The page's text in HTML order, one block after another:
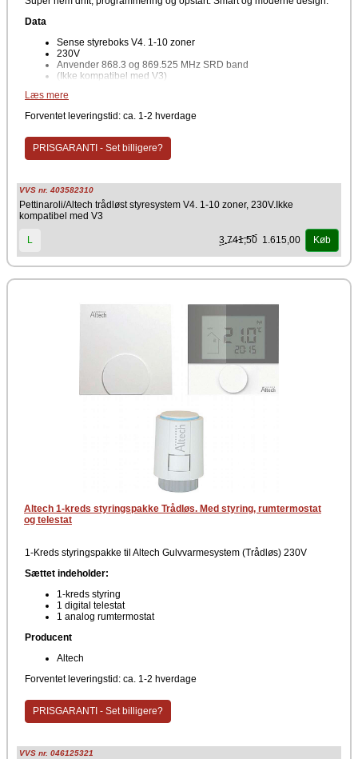
Data
Sense styreboks V4. 1-10 zoner
230V
Anvender 868.3 og 869.525 MHz SRD band
(Ikke kompatibel med V3)
Ved SmartHome systemløsning kan man via en gratis app indstille og
er især det modulerende og åbne system, som gør det til noget helt
specielt. Systemet kan anvendes som et stand-alone system, men det
er også muligt at tilgå systemet fra smartphone eller tablet.
app Alpha Smart. Herfra kan gulvvarmesystemet indstilles og reguleres
- også når man er på farten.
Producent
Læs mere
Forventet leveringstid: ca. 1-2 hverdage
PRISGARANTI - Set billigere?
VVS nr. 403582310
Pettinaroli/Altech trådløst styresystem V4. 1-10 zoner, 230V.Ikke
kompatibel med V3
L 3.741,50 1.615,00 Køb
Altech 1-kreds styringspakke Trådløs. Med styring, rumtermostat
og telestat
1-Kreds styringspakke til Altech Gulvvarmesystem (Trådløs) 230V
Sættet indeholder:
1-kreds styring
1 digital telestat
1 analog rumtermostat
Producent
Altech
Forventet leveringstid: ca. 1-2 hverdage
PRISGARANTI - Set billigere?
VVS nr. 046125321